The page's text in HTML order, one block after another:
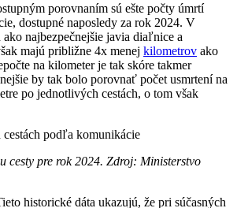
porovnaním sú ešte počty úmrtí
dostupné naposledy za rok 2024. V
ako najbezpečnejšie javia diaľnice a
majú približne 4x menej kilometrov ako
na kilometer je tak skóre takmer
by tak bolo porovnať počet usmrtení na
po jednotlivých cestách, o tom však
cesty pre rok 2024. Zdroj: Ministerstvo
historické dáta ukazujú, že pri súčasných